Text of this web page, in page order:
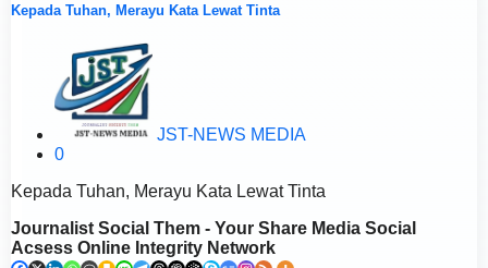
Kepada Tuhan, Merayu Kata Lewat Tinta
JST-NEWS MEDIA
0
Kepada Tuhan, Merayu Kata Lewat Tinta
Journalist Social Them - Your Share Media Social
Acsess Online Integrity Network